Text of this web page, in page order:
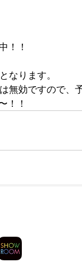
！！
となります。
無効ですので
！！